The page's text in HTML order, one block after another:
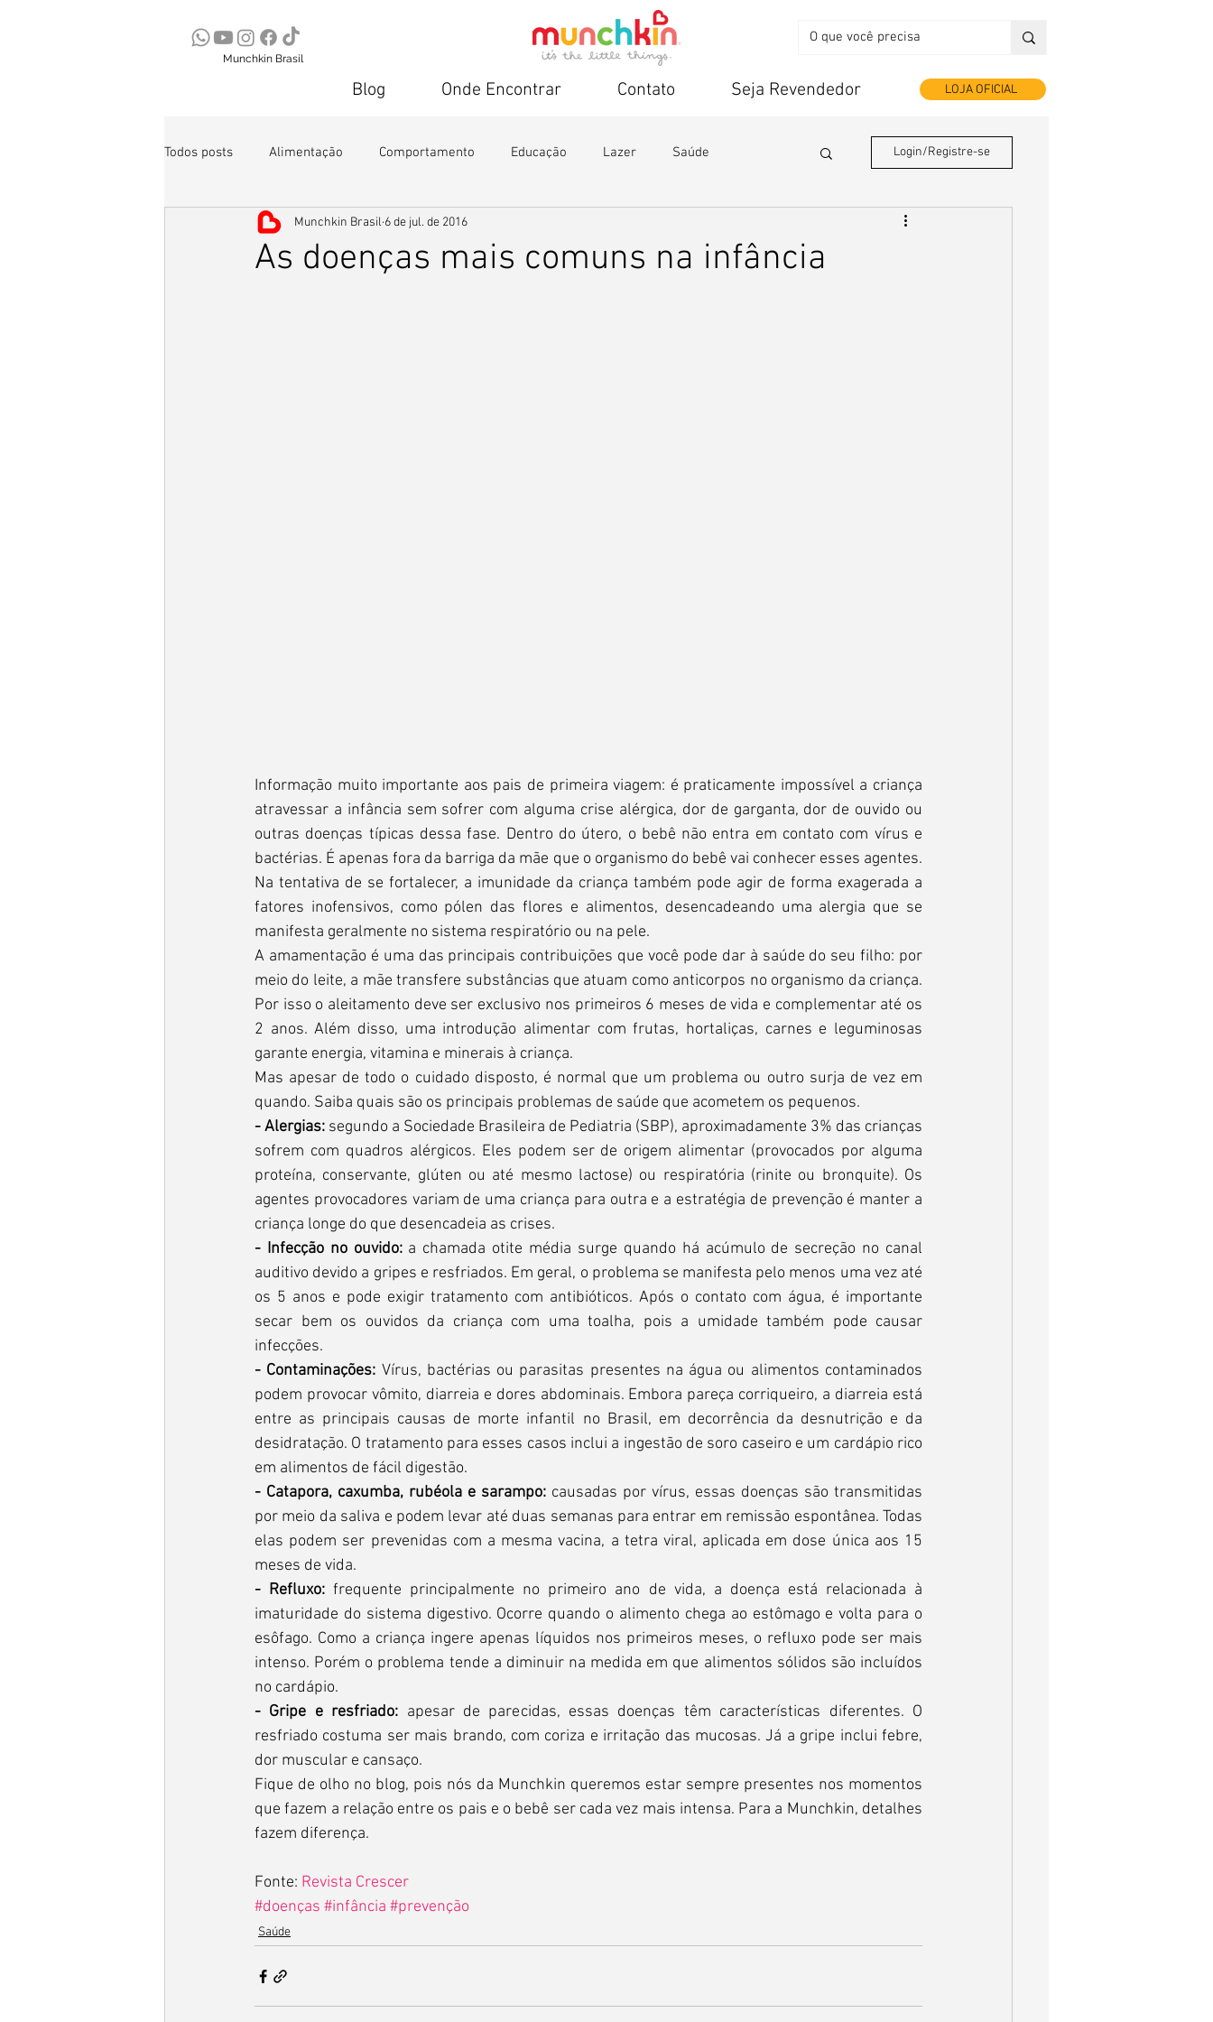
Munchkin Brasil
Blog Onde Encontrar Contato Seja Revendedor LOJA OFICIAL
Todos posts Alimentação Comportamento Educação Lazer Saúde Login/Registre-se
As doenças mais comuns na infância
Munchkin Brasil 6 de jul. de 2016
Informação muito importante aos pais de primeira viagem: é praticamente impossível a criança
atravessar a infância sem sofrer com alguma crise alérgica, dor de garganta, dor de ouvido ou
outras doenças típicas dessa fase. Dentro do útero, o bebê não entra em contato com vírus e
bactérias. É apenas fora da barriga da mãe que o organismo do bebê vai conhecer esses agentes.
Na tentativa de se fortalecer, a imunidade da criança também pode agir de forma exagerada a
fatores inofensivos, como pólen das flores e alimentos, desencadeando uma alergia que se
manifesta geralmente no sistema respiratório ou na pele.
A amamentação é uma das principais contribuições que você pode dar à saúde do seu filho: por
meio do leite, a mãe transfere substâncias que atuam como anticorpos no organismo da criança.
Por isso o aleitamento deve ser exclusivo nos primeiros 6 meses de vida e complementar até os
2 anos. Além disso, uma introdução alimentar com frutas, hortaliças, carnes e leguminosas
garante energia, vitamina e minerais à criança.
Mas apesar de todo o cuidado disposto, é normal que um problema ou outro surja de vez em
quando. Saiba quais são os principais problemas de saúde que acometem os pequenos.
- Alergias: segundo a Sociedade Brasileira de Pediatria (SBP), aproximadamente 3% das crianças
sofrem com quadros alérgicos. Eles podem ser de origem alimentar (provocados por alguma
proteína, conservante, glúten ou até mesmo lactose) ou respiratória (rinite ou bronquite). Os
agentes provocadores variam de uma criança para outra e a estratégia de prevenção é manter a
criança longe do que desencadeia as crises.
- Infecção no ouvido: a chamada otite média surge quando há acúmulo de secreção no canal
auditivo devido a gripes e resfriados. Em geral, o problema se manifesta pelo menos uma vez até
os 5 anos e pode exigir tratamento com antibióticos. Após o contato com água, é importante
secar bem os ouvidos da criança com uma toalha, pois a umidade também pode causar
infecções.
- Contaminações: Vírus, bactérias ou parasitas presentes na água ou alimentos contaminados
podem provocar vômito, diarreia e dores abdominais. Embora pareça corriqueiro, a diarreia está
entre as principais causas de morte infantil no Brasil, em decorrência da desnutrição e da
desidratação. O tratamento para esses casos inclui a ingestão de soro caseiro e um cardápio rico
em alimentos de fácil digestão.
- Catapora, caxumba, rubéola e sarampo: causadas por vírus, essas doenças são transmitidas
por meio da saliva e podem levar até duas semanas para entrar em remissão espontânea. Todas
elas podem ser prevenidas com a mesma vacina, a tetra viral, aplicada em dose única aos 15
meses de vida.
- Refluxo: frequente principalmente no primeiro ano de vida, a doença está relacionada à
imaturidade do sistema digestivo. Ocorre quando o alimento chega ao estômago e volta para o
esôfago. Como a criança ingere apenas líquidos nos primeiros meses, o refluxo pode ser mais
intenso. Porém o problema tende a diminuir na medida em que alimentos sólidos são incluídos
no cardápio.
- Gripe e resfriado: apesar de parecidas, essas doenças têm características diferentes. O
resfriado costuma ser mais brando, com coriza e irritação das mucosas. Já a gripe inclui febre,
dor muscular e cansaço.
Fique de olho no blog, pois nós da Munchkin queremos estar sempre presentes nos momentos
que fazem a relação entre os pais e o bebê ser cada vez mais intensa. Para a Munchkin, detalhes
fazem diferença.
Fonte: Revista Crescer
#doenças #infância #prevenção
Saúde